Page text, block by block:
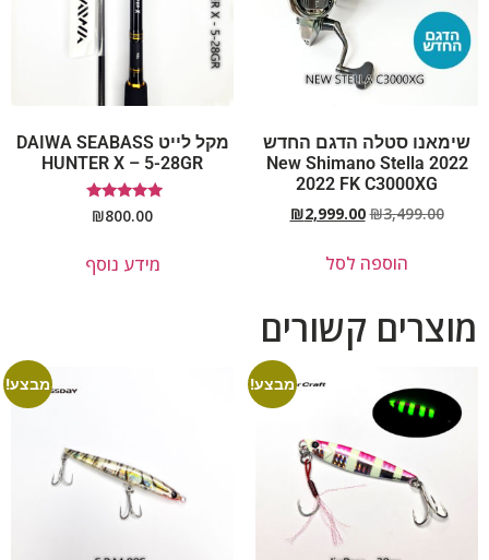
שימאנו סטלה הדגם החדש
2022 New Shimano Stella
2022 FK C3000XG
₪3,499.00
₪2,999.00
הוספה לסל
מקל לייט DAIWA SEABASS
HUNTER X – 5-28GR
דורג
5.00
₪800.00
מידע נוסף
מוצרים קשורים
מבצע! מבצע!